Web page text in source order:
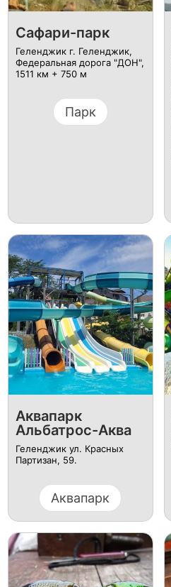
Сафари-парк
Геленджик г. Геленджик,
Федеральная дорога "ДОН",
1511 км + 750 м
Парк
Аквапарк
Альбатрос-Аква
Геленджик ул. Красных
Партизан, 59.
Аквапарк